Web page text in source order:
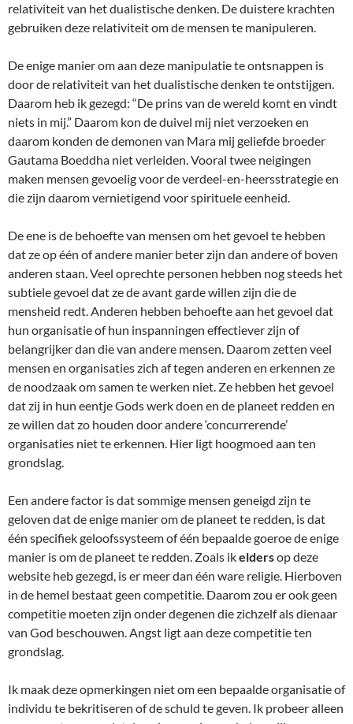
relativiteit van het dualistische denken. De duistere krachten
gebruiken deze relativiteit om de mensen te manipuleren.
De enige manier om aan deze manipulatie te ontsnappen is
door de relativiteit van het dualistische denken te ontstijgen.
Daarom heb ik gezegd: “De prins van de wereld komt en vindt
niets in mij.” Daarom kon de duivel mij niet verzoeken en
daarom konden de demonen van Mara mij geliefde broeder
Gautama Boeddha niet verleiden. Vooral twee neigingen
maken mensen gevoelig voor de verdeel-en-heersstrategie en
die zijn daarom vernietigend voor spirituele eenheid.
De ene is de behoefte van mensen om het gevoel te hebben
dat ze op één of andere manier beter zijn dan andere of boven
anderen staan. Veel oprechte personen hebben nog steeds het
subtiele gevoel dat ze de avant garde willen zijn die de
mensheid redt. Anderen hebben behoefte aan het gevoel dat
hun organisatie of hun inspanningen effectiever zijn of
belangrijker dan die van andere mensen. Daarom zetten veel
mensen en organisaties zich af tegen anderen en erkennen ze
de noodzaak om samen te werken niet. Ze hebben het gevoel
dat zij in hun eentje Gods werk doen en de planeet redden en
ze willen dat zo houden door andere ‘concurrerende’
organisaties niet te erkennen. Hier ligt hoogmoed aan ten
grondslag.
Een andere factor is dat sommige mensen geneigd zijn te
geloven dat de enige manier om de planeet te redden, is dat
één specifiek geloofssysteem of één bepaalde goeroe de enige
manier is om de planeet te redden. Zoals ikeldersop deze
website heb gezegd, is er meer dan één ware religie. Hierboven
in de hemel bestaat geen competitie. Daarom zou er ook geen
competitie moeten zijn onder degenen die zichzelf als dienaar
van God beschouwen. Angst ligt aan deze competitie ten
grondslag.
Ik maak deze opmerkingen niet om een bepaalde organisatie of
individu te bekritiseren of de schuld te geven. Ik probeer alleen